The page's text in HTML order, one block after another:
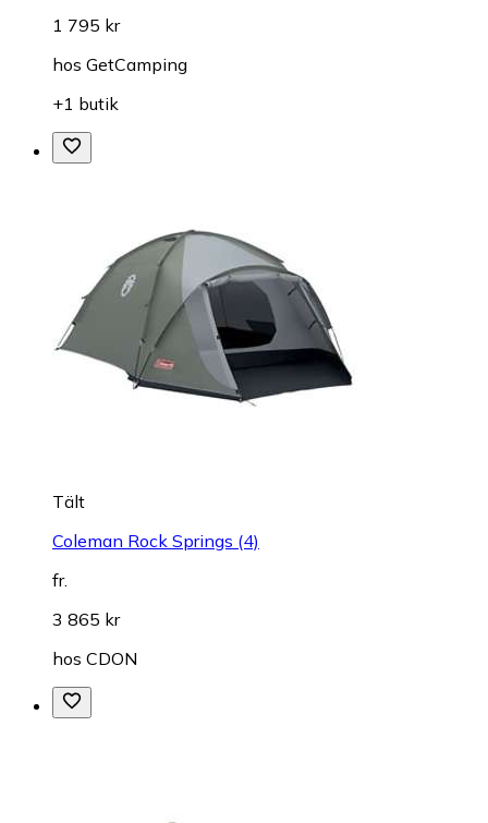
1 795 kr
hos GetCamping
+1 butik
Tält
Coleman Rock Springs (4)
fr.
3 865 kr
hos CDON